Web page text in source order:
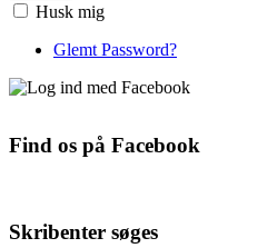
Husk mig
Glemt Password?
Find os på Facebook
Skribenter søges